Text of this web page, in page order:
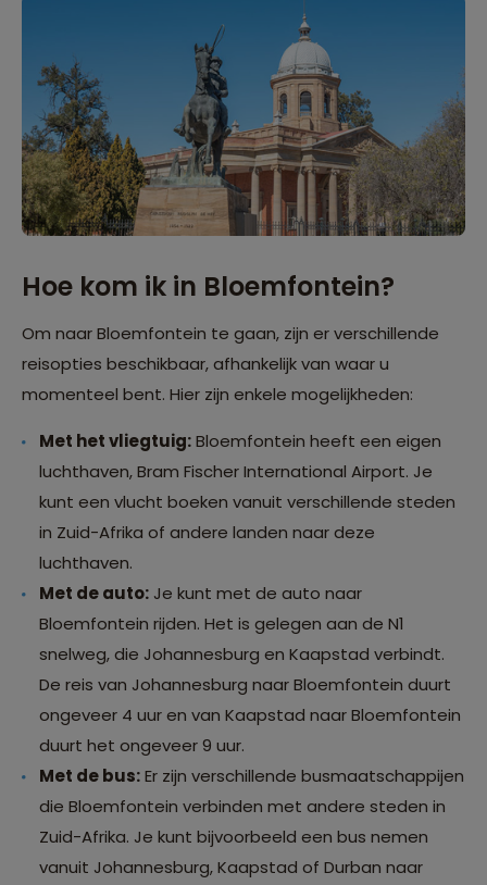
Hoe kom ik in Bloemfontein?
Om naar Bloemfontein te gaan, zijn er verschillende
reisopties beschikbaar, afhankelijk van waar u
momenteel bent. Hier zijn enkele mogelijkheden:
Met het vliegtuig:Bloemfontein heeft een eigen
luchthaven, Bram Fischer International Airport. Je
kunt een vlucht boeken vanuit verschillende steden
in Zuid-Afrika of andere landen naar deze
luchthaven.
Met de auto: Je kunt met de auto naar
Bloemfontein rijden. Het is gelegen aan de N1
snelweg, die Johannesburg en Kaapstad verbindt.
De reis van Johannesburg naar Bloemfontein duurt
ongeveer 4 uur en van Kaapstad naar Bloemfontein
duurt het ongeveer 9 uur.
Met de bus:Er zijn verschillende busmaatschappijen
die Bloemfontein verbinden met andere steden in
Zuid-Afrika. Je kunt bijvoorbeeld een bus nemen
vanuit Johannesburg, Kaapstad of Durban naar